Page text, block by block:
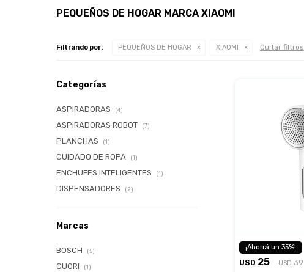
PEQUEÑOS DE HOGAR MARCA XIAOMI
Filtrando por: PEQUEÑOS DE HOGAR XIAOMI Quitar filtros
35
USD 25 USD 39
Categorías
ASPIRADORAS (4)
ASPIRADORAS ROBOT (7)
PLANCHAS (1)
CUIDADO DE ROPA (1)
ENCHUFES INTELIGENTES (1)
DISPENSADORES (2)
Marcas
BOSCH (5)
CUORI (1)